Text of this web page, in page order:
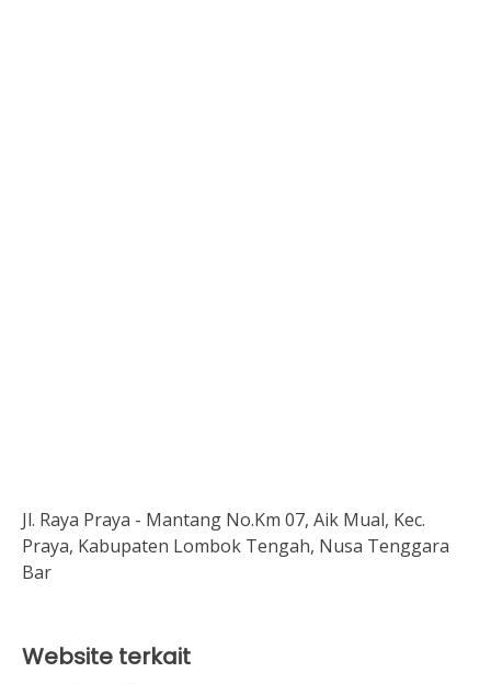
Jl. Raya Praya - Mantang No.Km 07, Aik Mual, Kec.
Praya, Kabupaten Lombok Tengah, Nusa Tenggara
Bar
Website terkait